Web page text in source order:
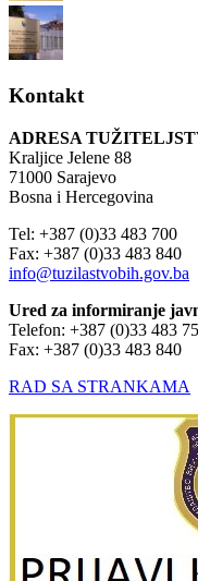
Kontakt
ADRESA
Kraljice Jelene 88
71000 Sarajevo
Bosna i Hercegovina
Tel: +387 (0)33 483 700
Fax: +387 (0)33 483 840
info@tuzilastvobih.gov.ba
Ured za informiranje
Telefon: +387 (0)33 483
Fax: +387 (0)33 483 840
RAD SA STRANKAMA